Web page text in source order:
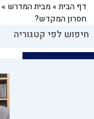
דף הבית» מבית המדרש »
חסרון המקדש?
חיפוש לפי קטגוריה